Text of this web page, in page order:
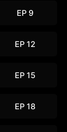
EP 9
EP 12
EP 15
EP 18